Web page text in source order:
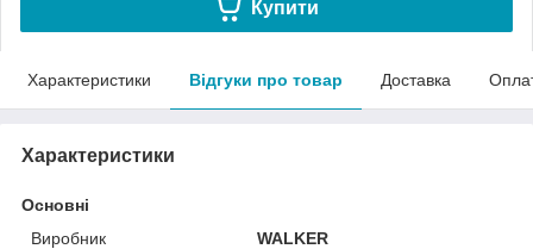
Купити
Характеристики Відгуки про товар Доставка
Характеристики
Основні
Виробник
WALKER